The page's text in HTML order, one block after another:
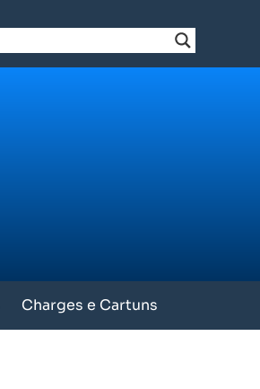
Charges e Cartuns